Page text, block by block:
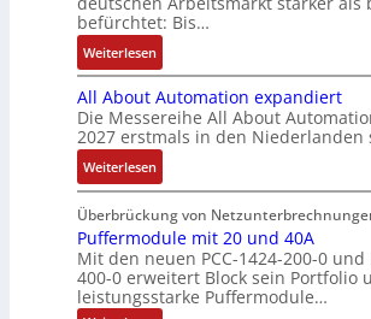
n
g
o
m
e
n
t
a
u
f
n
a
h
m
e
,
C
N
C
-
S
y
s
t
e
m
e
t
s
f
h
r
e
r
u
m
V
o
r
2
-
E
r
g
e
b
n
i
s
s
e
b
e
b
s
-
u
n
d
M
a
r
k
e
t
i
n
r
a
u
c
h
t
S
t
r
u
k
t
u
r
befürchtet: Bis…
Weiterlesen:
B
i
s
2
0
3
6
f
e
h
l
All About Automation expandiert
Die Messereihe All About
2027 erstmals in den Niederlanden
Weiterlesen:
A
l
l
A
b
o
Überbrückung von
Puffermodule mit 20 und 40A
Mit den neuen PCC-1424-200-0 und
400-0 erweitert Block sein Portfolio
leistungsstarke Puffermodule…